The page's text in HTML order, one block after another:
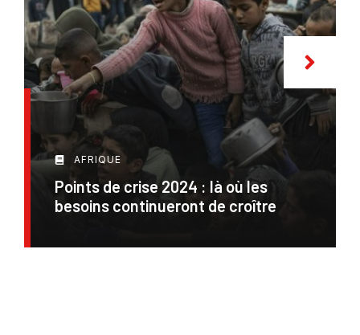
AFRIQUE
Points de crise 2024 : là où les
besoins continueront de croître